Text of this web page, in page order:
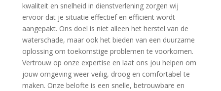
kwaliteit en snelheid in dienstverlening zorgen wij
ervoor dat je situatie effectief en efficiënt wordt
aangepakt.​ Ons doel is niet alleen het herstel van de
waterschade, maar ook het bieden van een duurzame
oplossing om toekomstige problemen te voorkomen.​
Vertrouw op onze expertise en laat ons jou helpen om
jouw omgeving weer veilig, droog en comfortabel te
maken.​ Onze belofte is een snelle, betrouwbare en